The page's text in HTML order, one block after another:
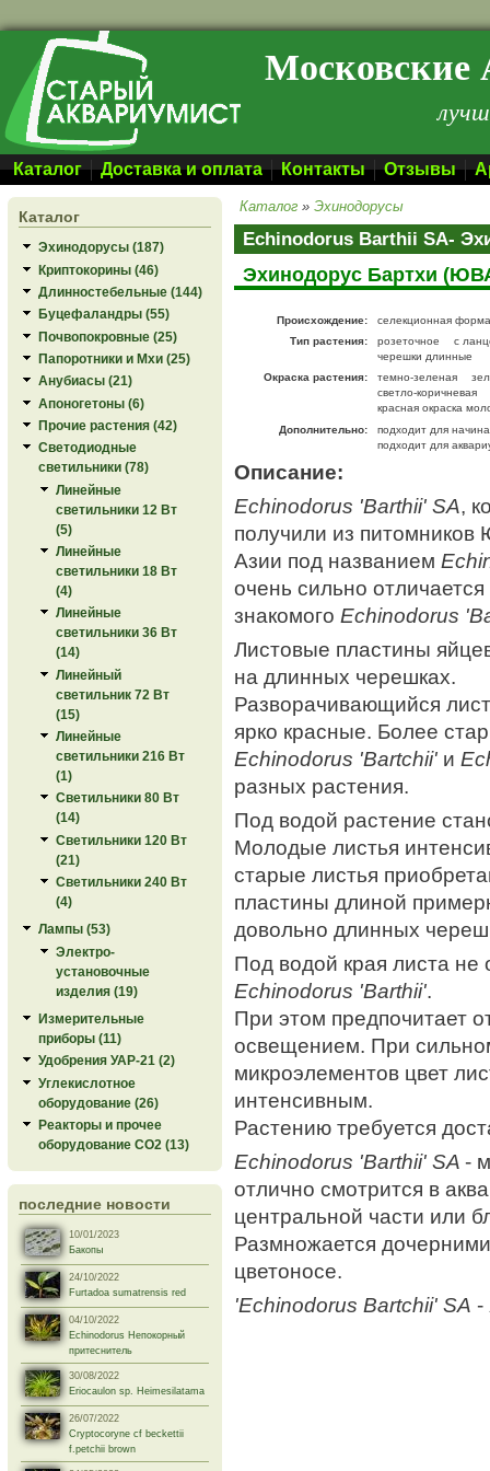
Перейти к основному содержанию Московские
Каталог Доставка и оплата Контакты Отзывы
Каталог
Эхинодорусы (187)
Криптокорины (46)
Длинностебельные (144)
Буцефаландры (55)
Почвопокровные (25)
Папоротники и Мхи (25)
Анубиасы (21)
Апоногетоны (6)
Прочие растения (42)
Светодиодные
светильники (78)
Линейные
светильники 12 Вт
(5)
Линейные
светильники 18 Вт
(4)
Линейные
светильники 36 Вт
(14)
Линейный
светильник 72 Вт
(15)
Линейные
светильники 216 Вт
(1)
Светильники 80 Вт
(14)
Светильники 120 Вт
(21)
Светильники 240 Вт
(4)
Лампы (53)
Электро-
установочные
изделия (19)
Измерительные
приборы (11)
Удобрения УАР-21 (2)
Углекислотное
оборудование (26)
Реакторы и прочее
оборудование СО2 (13)
последние новости
10/01/2023
Бакопы
24/10/2022
Furtadoa sumatrensis red
04/10/2022
Echinodorus Непокорный
притеснитель
30/08/2022
Eriocaulon sp. Heimesilatama
26/07/2022
Cryptocoryne cf beckettii
f.petchii brown
Каталог »Эхинодорусы
Echinodorus Barthii SA-
Эхинодорус Бартхи
Происхождение:
селекционная
Тип растения:
розеточное
с
черешки длинные
Окраска растения:
темно-зеленая
светло-коричневая
красная окраска
Дополнительно:
подходит для
подходит для
Описание:
Echinodorus 'Barthii' SA,
получили из питомников
Азии под названием
очень сильно отличается
знакомогоEchinodorus
Листовые пластины
на длинных черешках.
Разворачивающийся
ярко красные. Более
Echinodorus 'Bartchii' и
разных растения.
Под водой растение
Молодые листья
старые листья
пластины длиной
довольно длинных
Под водой края листа не
Echinodorus 'Barthii'.
При этом предпочитает
освещением. При
микроэлементов цвет
интенсивным.
Растению требуется
Echinodorus 'Barthii' SA-
отлично смотрится в
центральной части или
Размножается
цветоносе.
'Echinodorus Bartchii' SA -